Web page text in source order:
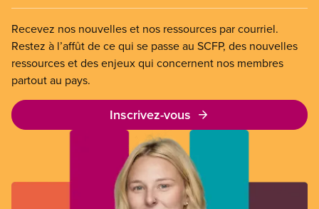
Recevez nos nouvelles et nos ressources par courriel.
Restez à l’affût de ce qui se passe au SCFP, des nouvelles
ressources et des enjeux qui concernent nos membres
partout au pays.
Inscrivez-vous